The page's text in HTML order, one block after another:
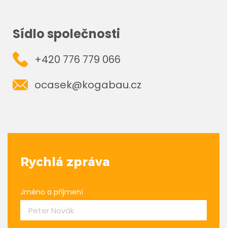
Sídlo společnosti
+420 776 779 066
ocasek@kogabau.cz
Rychlá zpráva
Jméno a příjmení